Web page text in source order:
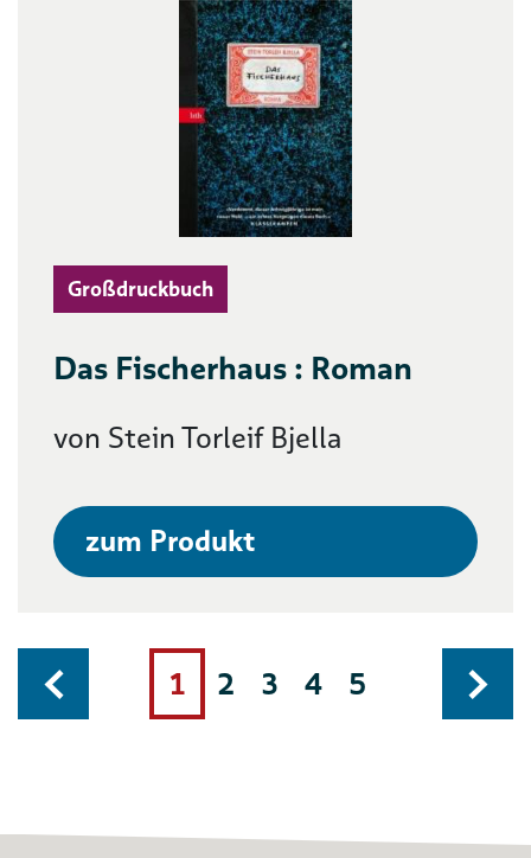
Großdruckbuch
Das Fischerhaus : Roman
von Stein Torleif Bjella
zum Produkt
1 2 3 4 5